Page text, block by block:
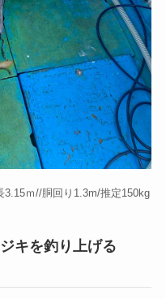
ｍ//胴回り1.3m/推定150kg
キを釣り上げる